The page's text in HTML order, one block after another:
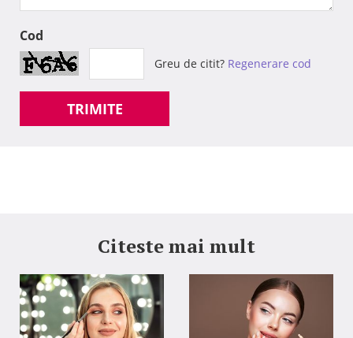
Cod
Greu de citit? Regenerare cod
TRIMITE
Citeste mai mult